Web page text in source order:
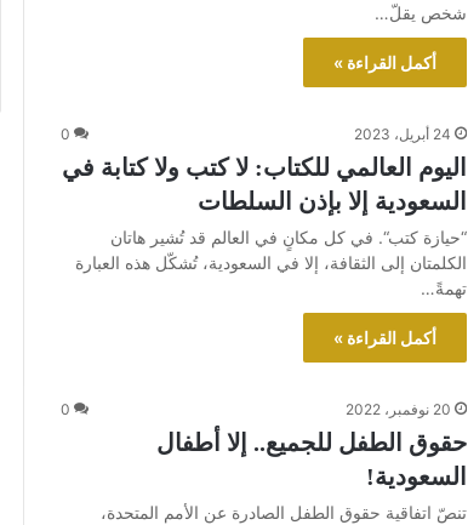
شخص يقلّ…
أكمل القراءة »
24 أبريل، 2023 0
اليوم العالمي للكتاب: لا كتب ولا كتابة في
السعودية إلا بإذن السلطات
“حيازة كتب“. في كل مكانٍ في العالم قد تُشير هاتان
الكلمتان إلى الثقافة، إلا في السعودية، تُشكّل هذه العبارة
تهمةً…
أكمل القراءة »
20 نوفمبر، 2022 0
حقوق الطفل للجميع.. إلا أطفال
السعودية!
تنصّ اتفاقية حقوق الطفل الصادرة عن الأمم المتحدة،